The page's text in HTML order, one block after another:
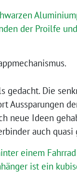
gedacht. Die
Aussparungen
neue Ideen
auch quasi